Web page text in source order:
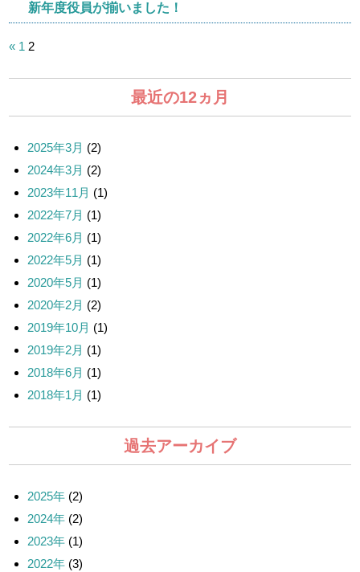
新年度役員が揃いました！
投
の
送
« 1 2
最近の12ヵ月
2025年3月 (2)
2024年3月 (2)
2023年11月 (1)
2022年7月 (1)
2022年6月 (1)
2022年5月 (1)
2020年5月 (1)
2020年2月 (2)
2019年10月 (1)
2019年2月 (1)
2018年6月 (1)
2018年1月 (1)
過去アーカイブ
2025年(2)
2024年(2)
2023年(1)
2022年(3)